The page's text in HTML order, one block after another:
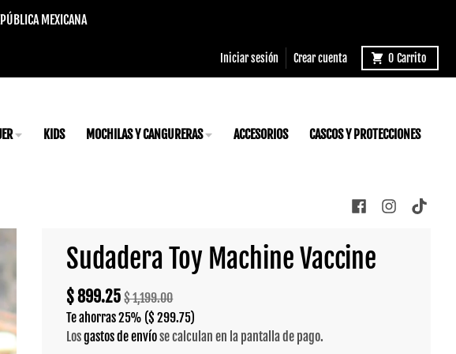
MEXICANA
Iniciar sesión Crear cuenta 0 Carrito
KIDS MOCHILAS Y CANGURERAS ACCESORIOS CASCOS Y PROTECCIONES
Sudadera Toy Machine Vaccine
$ 899.25$ 1,199.00
Te ahorras25% ($ 299.75)
Losgastos de envíose calculan en la pantalla de pago.